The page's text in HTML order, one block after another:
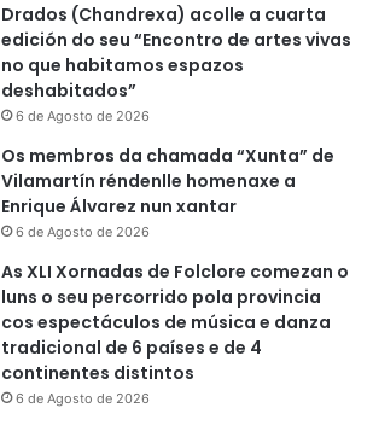
Drados (Chandrexa) acolle a cuarta
edición do seu “Encontro de artes vivas
no que habitamos espazos
deshabitados”
6 de Agosto de 2026
Os membros da chamada “Xunta” de
Vilamartín réndenlle homenaxe a
Enrique Álvarez nun xantar
6 de Agosto de 2026
As XLI Xornadas de Folclore comezan o
luns o seu percorrido pola provincia
cos espectáculos de música e danza
tradicional de 6 países e de 4
continentes distintos
6 de Agosto de 2026